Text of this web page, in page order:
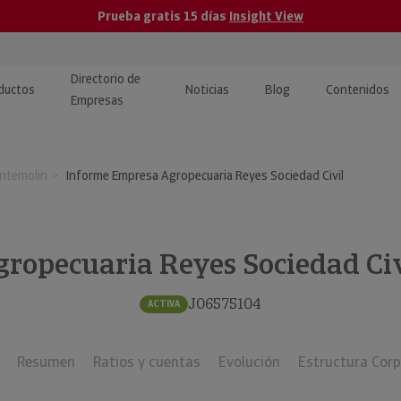
Prueba gratis 15 días Insight View
y ERP
· Recuperación de
Directorio de
Empresas
Noticias Blog Contenidos
y tutoriales
Investigada
Informe Empresa Agropecuaria Reyes Sociedad Civil
Reyes Sociedad
ACTIVA J06575104
Resumen Ratios y cuentas Evolución Estructura